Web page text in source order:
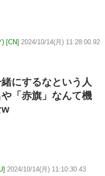
[CN] 2024/10/14(月) 11:28:00.92
にするなという人
「赤旗」なんて機
w
2024/10/14(月) 11:10:30.43